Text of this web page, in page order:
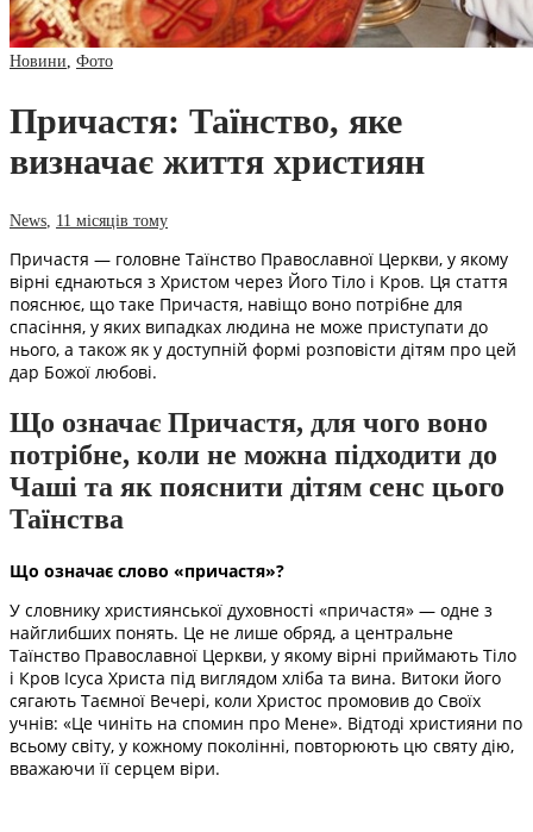
Новини Фото
Причастя: Таїнство, яке
визначає життя християн
News 11 місяців тому
Причастя — головне Таїнство Православної Церкви, у якому
вірні єднаються з Христом через Його Тіло і Кров. Ця стаття
пояснює, що таке Причастя, навіщо воно потрібне для
спасіння, у яких випадках людина не може приступати до
нього, а також як у доступній формі розповісти дітям про цей
дар Божої любові.
Що означає Причастя, для чого воно
потрібне, коли не можна підходити до
Чаші та як пояснити дітям сенс цього
Таїнства
Що означає слово «причастя»?
У словнику християнської духовності «причастя» — одне з
найглибших понять. Це не лише обряд, а центральне
Таїнство Православної Церкви, у якому вірні приймають Тіло
і Кров Ісуса Христа під виглядом хліба та вина. Витоки його
сягають Таємної Вечері, коли Христос промовив до Своїх
учнів: «Це чиніть на спомин про Мене». Відтоді християни по
всьому світу, у кожному поколінні, повторюють цю святу дію,
вважаючи її серцем віри.